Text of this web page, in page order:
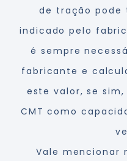
de tração pode
indicado pelo
é sempre
fabricante e
este valor, se
CMT como
Vale mencionar